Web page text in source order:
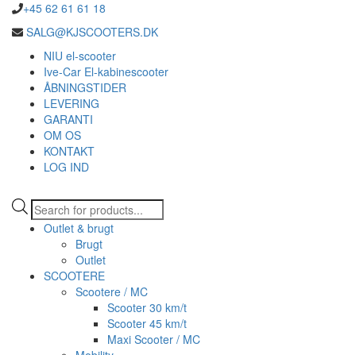
+45 62 61 61 18
SALG@KJSCOOTERS.DK
NIU el-scooter
Ive-Car El-kabinescooter
ÅBNINGSTIDER
LEVERING
GARANTI
OM OS
KONTAKT
LOG IND
Products
search
Outlet & brugt
Brugt
Outlet
SCOOTERE
Scootere / MC
Scooter 30 km/t
Scooter 45 km/t
Maxi Scooter / MC